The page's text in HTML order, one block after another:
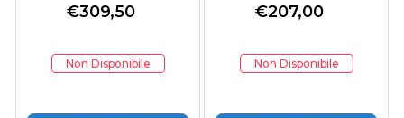
BACKUP 2TB
€309,50
Non Disponibile
BACKUP 500GB
€207,00
Non Disponibile